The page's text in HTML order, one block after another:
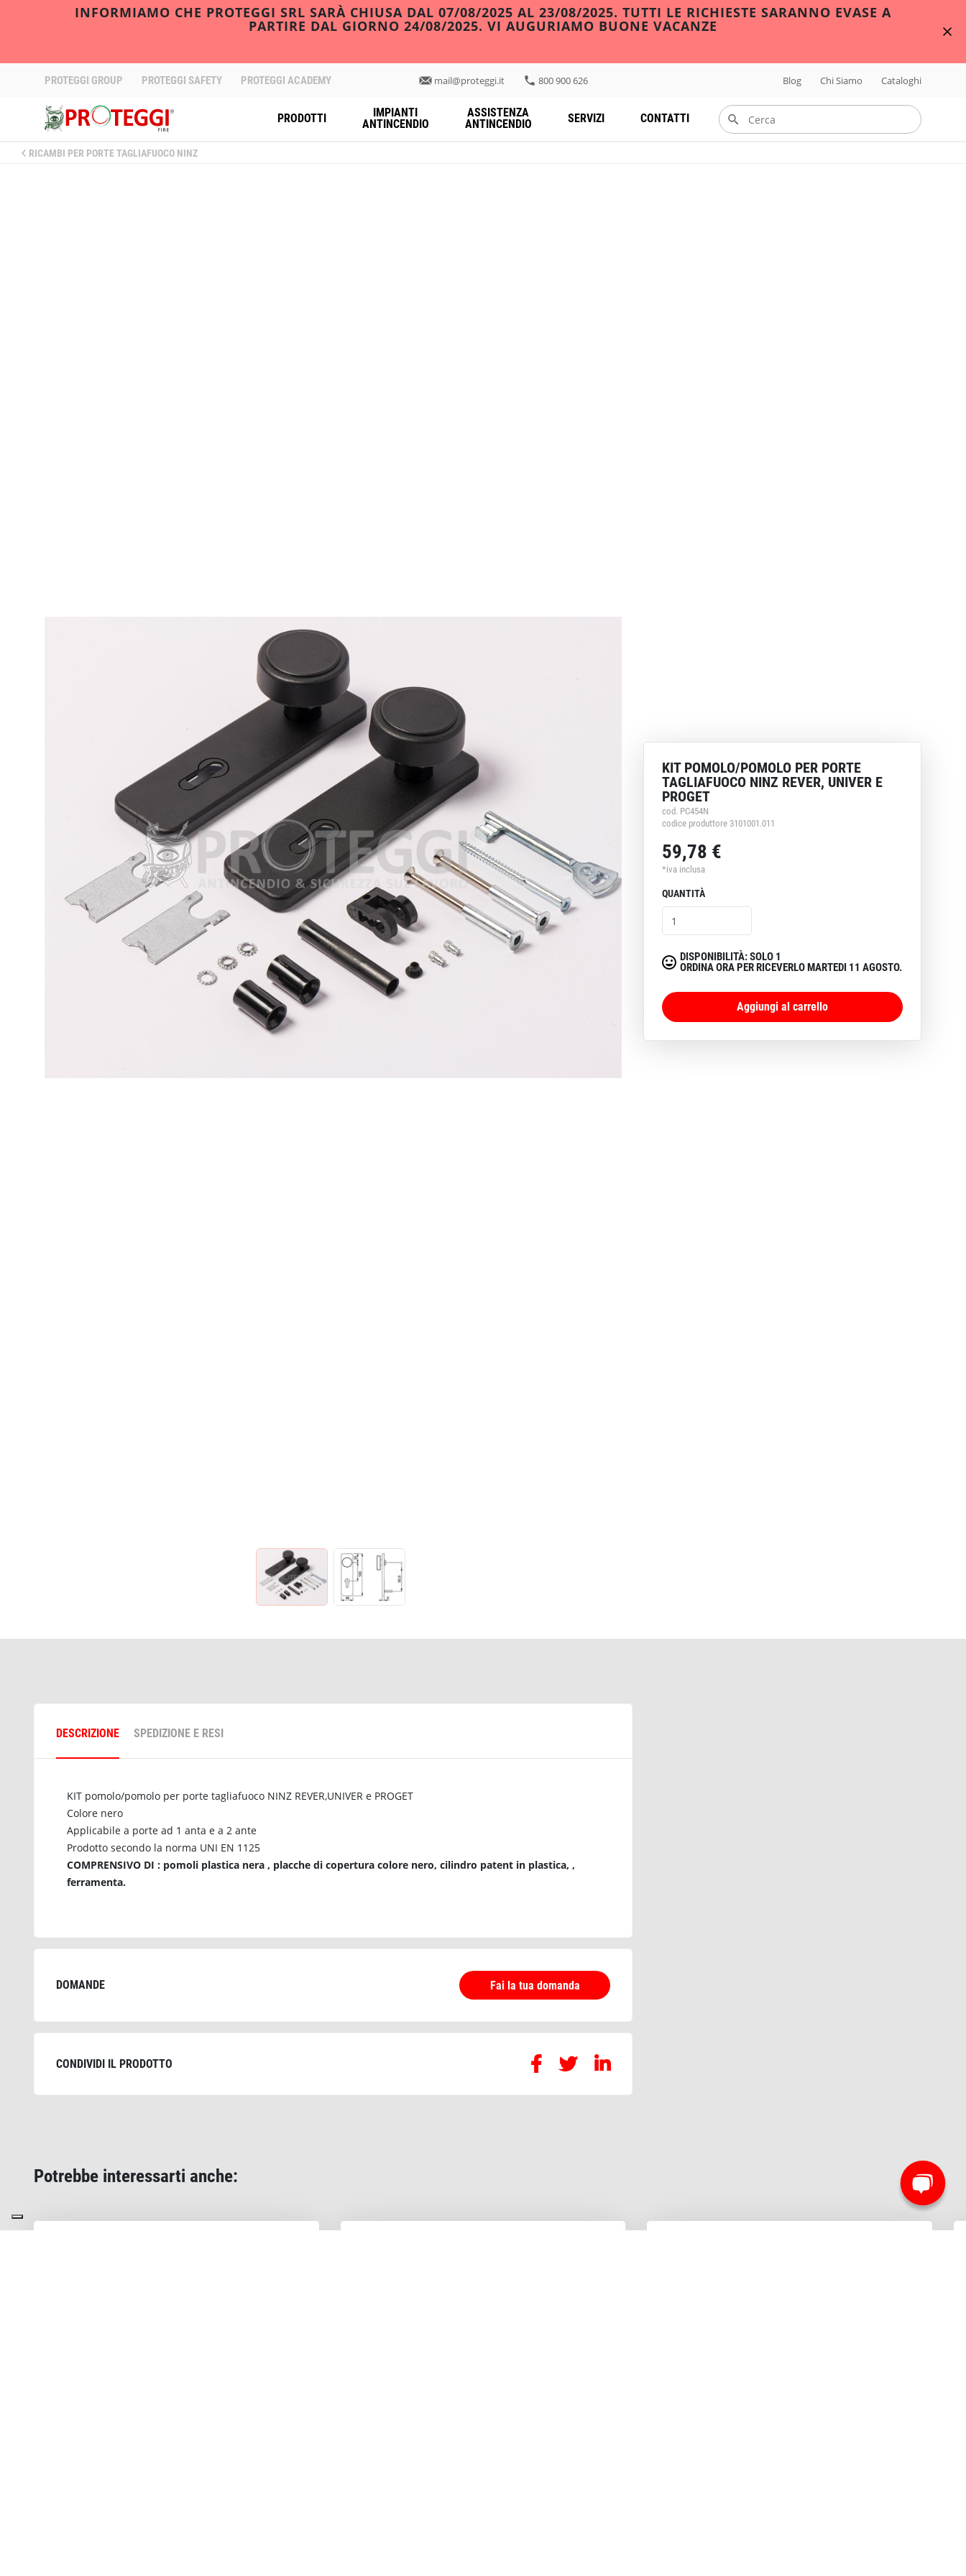
INFORMIAMO CHE PROTEGGI SRL SARÀ CHIUSA DAL 07/08/2025 AL 23/08/2025. TUTTI LE RICHIESTE SARANNO EVASE A
PARTIRE DAL GIORNO 24/08/2025. VI AUGURIAMO BUONE VACANZE
PROTEGGI GROUP PROTEGGI SAFETY PROTEGGI ACADEMY mail@proteggi.it 800 900 626 Blog Chi Siamo Cataloghi
PRODOTTI
IMPIANTI
ANTINCENDIO
ASSISTENZA
ANTINCENDIO
SERVIZI CONTATTI
RICAMBI PER PORTE TAGLIAFUOCO NINZ
DESCRIZIONE SPEDIZIONE E RESI
KIT pomolo/pomolo per porte tagliafuoco NINZ REVER,UNIVER e PROGET
Colore nero
Applicabile a porte ad 1 anta e a 2 ante
Prodotto secondo la norma UNI EN 1125
COMPRENSIVO DI : pomoli plastica nera , placche di copertura colore nero, cilindro patent in plastica, ,
ferramenta.
DOMANDE Fai la tua domanda
CONDIVIDI IL PRODOTTO
KIT POMOLO/POMOLO PER PORTE
TAGLIAFUOCO NINZ REVER, UNIVER E
PROGET
cod. PC454N
codice produttore 3101001.011
59,78 €
*iva inclusa
QUANTITÀ
DISPONIBILITÀ: SOLO 1
ORDINA ORA PER RICEVERLO MARTEDI 11 AGOSTO.
Aggiungi al carrello
Potrebbe interessarti anche: